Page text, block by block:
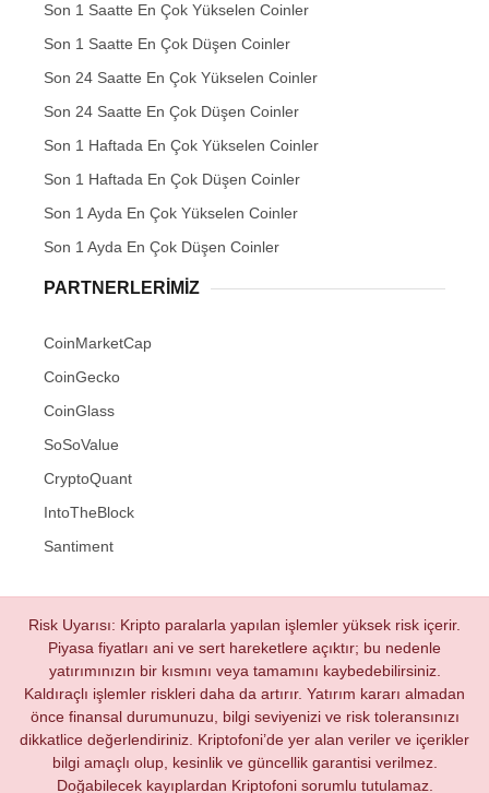
Son 1 Saatte En Çok Yükselen Coinler
Son 1 Saatte En Çok Düşen Coinler
Son 24 Saatte En Çok Yükselen Coinler
Son 24 Saatte En Çok Düşen Coinler
Son 1 Haftada En Çok Yükselen Coinler
Son 1 Haftada En Çok Düşen Coinler
Son 1 Ayda En Çok Yükselen Coinler
Son 1 Ayda En Çok Düşen Coinler
PARTNERLERIMIZ
CoinMarketCap
CoinGecko
CoinGlass
SoSoValue
CryptoQuant
IntoTheBlock
Santiment
Risk Uyarısı: Kripto paralarla yapılan işlemler yüksek risk içerir.
Piyasa fiyatları ani ve sert hareketlere açıktır; bu nedenle
yatırımınızın bir kısmını veya tamamını kaybedebilirsiniz.
Kaldıraçlı işlemler riskleri daha da artırır. Yatırım kararı almadan
önce finansal durumunuzu, bilgi seviyenizi ve risk toleransınızı
dikkatlice değerlendiriniz. Kriptofoni’de yer alan veriler ve içerikler
bilgi amaçlı olup, kesinlik ve güncellik garantisi verilmez.
Doğabilecek kayıplardan Kriptofoni sorumlu tutulamaz.